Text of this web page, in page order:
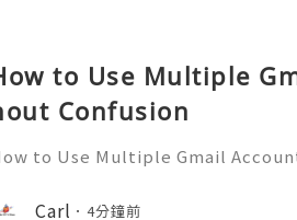
to Use Multiple
Confusion
to Use Multiple Gmail
ny questions? Feel free to
Carl 4分鐘前